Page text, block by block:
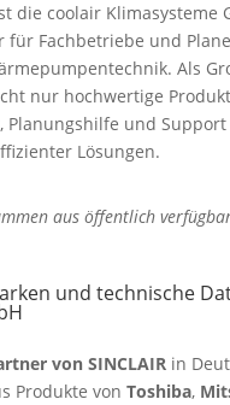
die coolair Klimasysteme
für Fachbetriebe und
Als
nur hochwertige
Planungshilfe und
Lösungen.
aus öffentlich
und technische
von SINCLAIR in
Produkte von Toshiba,